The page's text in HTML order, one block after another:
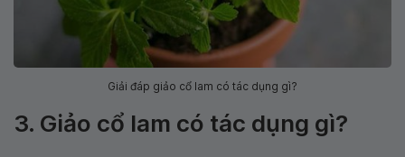
Giải đáp giảo cổ lam có tác dụng gì?
3. Giảo cổ lam có tác dụng gì?